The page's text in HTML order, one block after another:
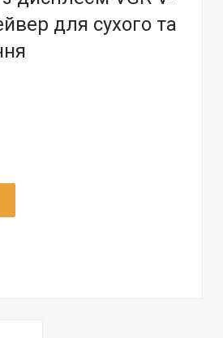
для сухого та